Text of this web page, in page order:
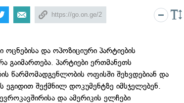
და ოპოზიციური პარტიების
გაიმართება. პარტიები ერთმანეთს
წარმომადგენლობის ოფისში შეხვდებიან და
შექმნილ დოკუმენტზე იმსჯელებენ.
და ამერიკის ელჩები